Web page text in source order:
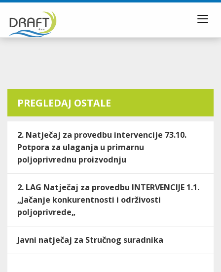
PREGLEDAJ OSTALE
2. Natječaj za provedbu intervencije 73.10.
Potpora za ulaganja u primarnu
poljoprivrednu proizvodnju
2. LAG Natječaj za provedbu INTERVENCIJE 1.1.
„Jačanje konkurentnosti i održivosti
poljoprivrede„
Javni natječaj za Stručnog suradnika